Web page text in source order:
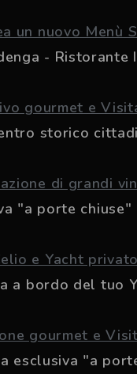
un nuovo Menù
- Ristorante
gourmet e
storico
di grandi
"a porte
e Yacht
a bordo del tuo
gourmet e
esclusiva "a